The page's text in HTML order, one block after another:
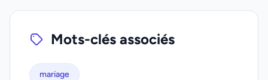
Mots-clés associés
mariage